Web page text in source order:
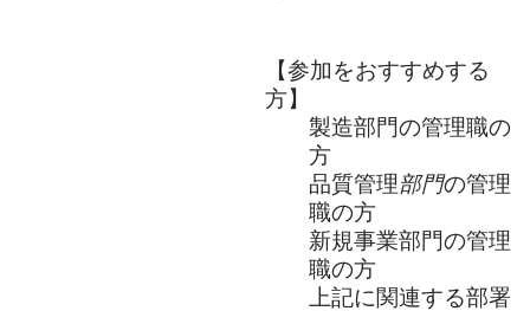
【参加をおすすめする
方】
製造部門の管理職の
方
品質管理部門の管理
職の方
新規事業部門の管理
職の方
上記に関連する部署